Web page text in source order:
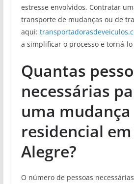
estresse envolvidos. Contratar
transporte de mudanças ou de
aqui:
a simplificar o processo e torná-
Quantas
necessárias
uma mudança
residencial
Alegre?
O número de pessoas